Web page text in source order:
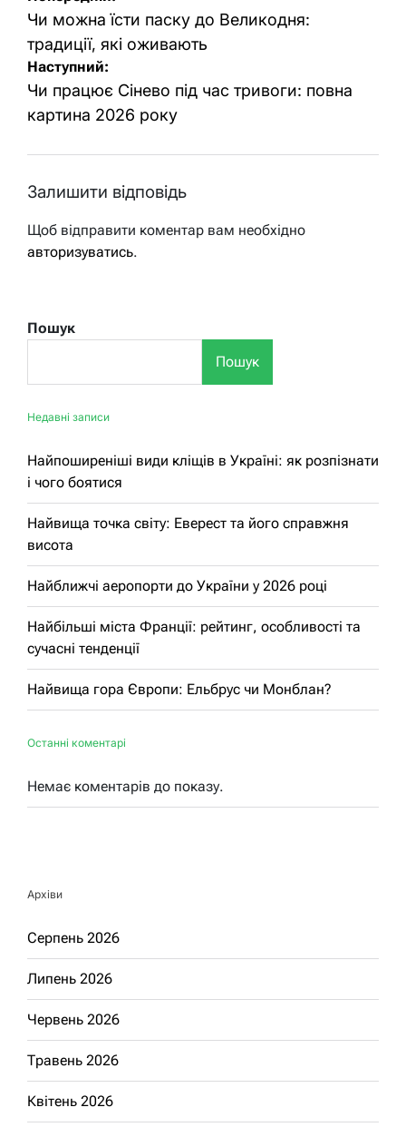
записів
Чи можна їсти паску до Великодня:
традиції, які оживають
Наступний:
Чи працює Сінево під час тривоги: повна
картина 2026 року
Залишити відповідь
Щоб відправити коментар вам необхідно
авторизуватись.
Пошук
Пошук
Недавні записи
Найпоширеніші види кліщів в Україні: як розпізнати
і чого боятися
Найвища точка світу: Еверест та його справжня
висота
Найближчі аеропорти до України у 2026 році
Найбільші міста Франції: рейтинг, особливості та
сучасні тенденції
Найвища гора Європи: Ельбрус чи Монблан?
Останні коментарі
Немає коментарів до показу.
Архіви
Серпень 2026
Липень 2026
Червень 2026
Травень 2026
Квітень 2026